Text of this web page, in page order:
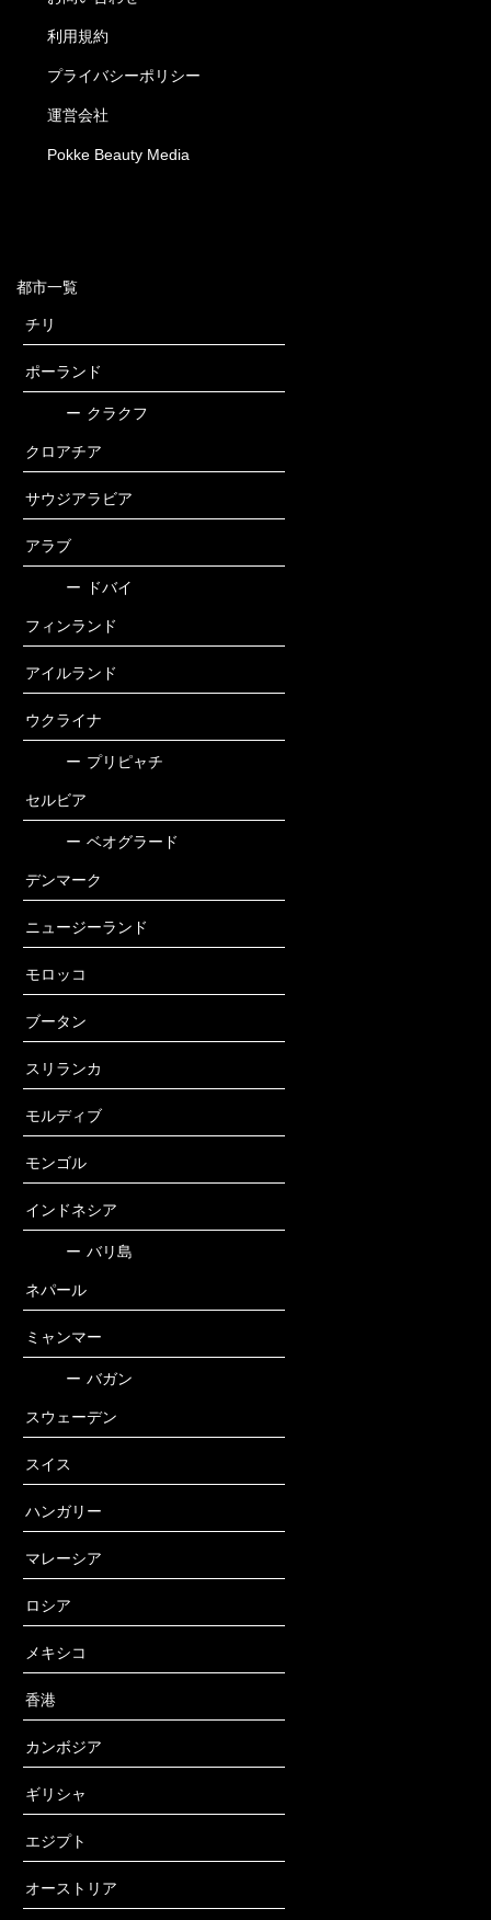
利用規約
プライバシーポリシー
運営会社
Pokke Beauty Media
都市一覧
チリ
ポーランド
ー クラクフ
クロアチア
サウジアラビア
アラブ
ー ドバイ
フィンランド
アイルランド
ウクライナ
ー プリピャチ
セルビア
ー ベオグラード
デンマーク
ニュージーランド
モロッコ
ブータン
スリランカ
モルディブ
モンゴル
インドネシア
ー バリ島
ネパール
ミャンマー
ー バガン
スウェーデン
スイス
ハンガリー
マレーシア
ロシア
メキシコ
香港
カンボジア
ギリシャ
エジプト
オーストリア